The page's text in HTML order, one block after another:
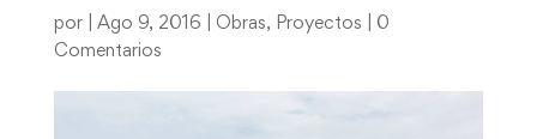
por Ago 9, 2016 Obras, Proyectos
0
Comentarios